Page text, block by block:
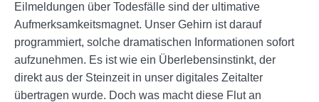
Eilmeldungen über Todesfälle sind der ultimative
Aufmerksamkeitsmagnet. Unser Gehirn ist darauf
programmiert, solche dramatischen Informationen sofort
aufzunehmen. Es ist wie ein Überlebensinstinkt, der
direkt aus der Steinzeit in unser digitales Zeitalter
übertragen wurde. Doch was macht diese Flut an